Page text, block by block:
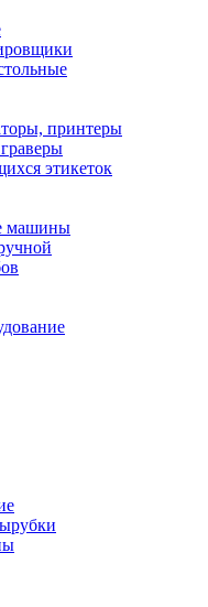
принтеры
этикеток
машины